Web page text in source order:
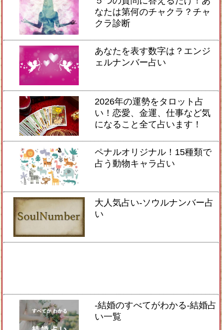
なたは第何のチャクラ？チャ
クラ診断
あなたを表す数字は？エンジ
ェルナンバー占い
2026年の運勢をタロット占
い！恋愛、金運、仕事など気
になること全て占います！
ペナルオリジナル！15種類で
占う動物キャラ占い
大人気占い-ソウルナンバー占
い
-結婚のすべてがわかる-結婚占
い一覧